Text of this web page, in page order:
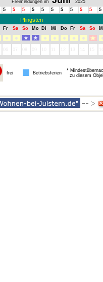
Freimeldungen im
2025
5 5 5 5 5 5 5 5 5 5 5
Pfingsten
Fr Sa So Mo Di Mi Do Fr Sa So
frei Betriebsferien
*
zu diesem